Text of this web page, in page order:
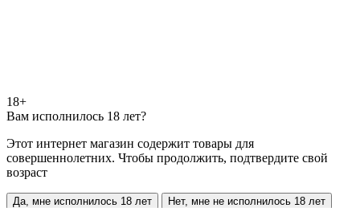
18+
Вам исполнилось 18 лет?
Этот интернет магазин содержит товары для
совершеннолетних. Чтобы продолжить, подтвердите свой
возраст
Да, мне исполнилось 18 лет Нет, мне не исполнилось 18 лет